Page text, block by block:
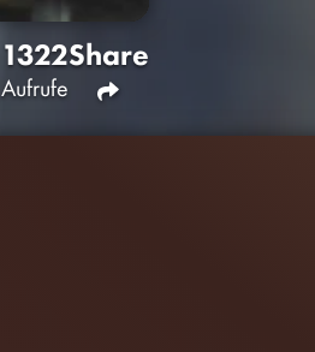
1322
Aufrufe
Share